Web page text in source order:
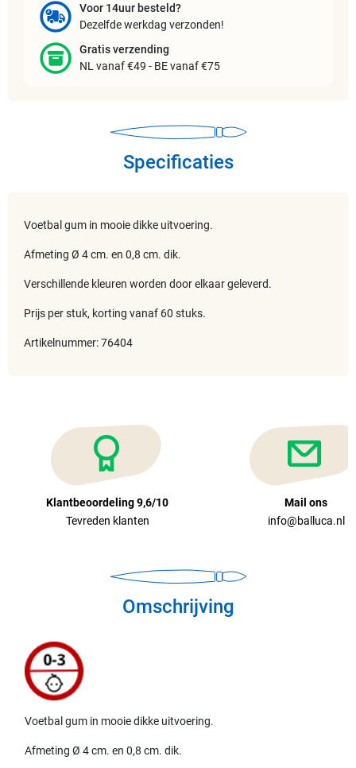
Voor 14uur besteld?
Dezelfde werkdag verzonden!
Gratis verzending
NL vanaf €49 - BE vanaf €75
Specificaties
Voetbal gum in mooie dikke uitvoering.
Afmeting Ø 4 cm. en 0,8 cm. dik.
Verschillende kleuren worden door elkaar geleverd.
Prijs per stuk, korting vanaf 60 stuks.
Artikelnummer: 76404
Klantbeoordeling 9,6/10
Tevreden klanten
Mail ons
info@balluca.nl
Omschrijving
Voetbal gum in mooie dikke uitvoering.
Afmeting Ø 4 cm. en 0,8 cm. dik.